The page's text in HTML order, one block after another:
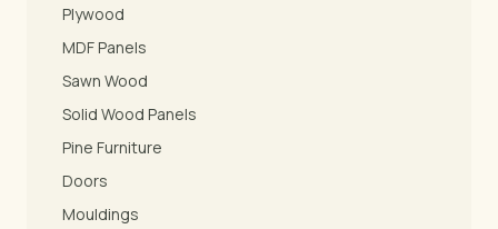
Plywood
MDF Panels
Sawn Wood
Solid Wood Panels
Pine Furniture
Doors
Mouldings